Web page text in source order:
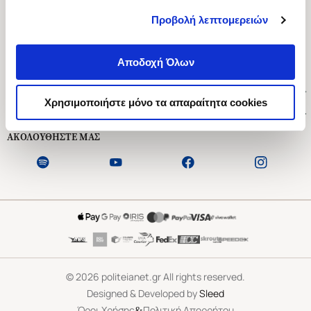
Προβολή λεπτομερειών
Αποδοχή Όλων
Χρησιμοποιήστε μόνο τα απαραίτητα cookies
Ασκληπιού 1-3, Αθήνα 106 79
Δευτέρα - Παρασκευή 09:00-21:00
Εξυπηρέτηση Πελατών
ΑΚΟΛΟΥΘΗΣΤΕ ΜΑΣ
©2026 politeianet.gr All rights reserved.
Designed & Developed bySleed